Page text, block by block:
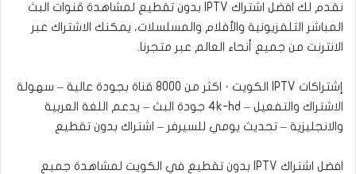
نقدم لك افضل اشتراك IPTV بدون تقطيع لمشاهدة قنوات البث
المباشر التلفزيونية والأفلام والمسلسلات، يمكنك الاشتراك عبر
الانترنت من جميع أنحاء العالم عبر متجرنا.
إشتراكات IPTV الكويت · اكثر من 8000 قناة بجودة عالية – سهولة
الاشتراك والتفعيل – 4k-hd جودة البث – يدعم اللغة العربية
والانجليزية – تحديث يومي للسيرفر – اشتراك بدون تقطيع
افضل اشتراك IPTV بدون تقطيع في الكويت لمشاهدة جميع